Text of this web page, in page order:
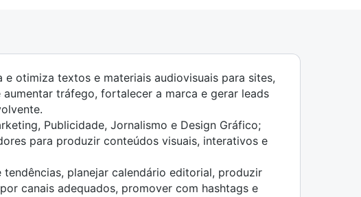
otimiza textos e materiais audiovisuais para sites,
tráfego, fortalecer a marca e gerar leads
Publicidade, Jornalismo e Design Gráfico;
para produzir conteúdos visuais, interativos e
planejar calendário editorial, produzir
canais adequados, promover com hashtags e